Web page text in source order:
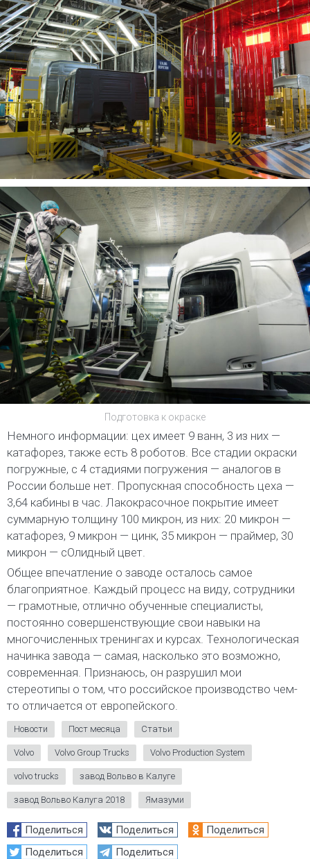
Подготовка к окраске
Немного информации: цех имеет 9 ванн, 3 из них —
катафорез, также есть 8 роботов. Все стадии окраски
погружные, с 4 стадиями погружения — аналогов в
России больше нет. Пропускная способность цеха —
3,64 кабины в час. Лакокрасочное покрытие имеет
суммарную толщину 100 микрон, из них: 20 микрон —
катафорез, 9 микрон — цинк, 35 микрон — праймер, 30
микрон — сОлидный цвет.
Общее впечатление о заводе осталось самое
благоприятное. Каждый процесс на виду, сотрудники
— грамотные, отлично обученные специалисты,
постоянно совершенствующие свои навыки на
многочисленных тренингах и курсах. Технологическая
начинка завода — самая, насколько это возможно,
современная. Признаюсь, он разрушил мои
стереотипы о том, что российское производство чем-
то отличается от европейского.
Новости Пост месяца Статьи
Volvo Volvo Group Trucks Volvo Production System
volvo trucks завод Вольво в Калуге
завод Вольво Калуга 2018 Ямазуми
Поделиться Поделиться
Поделиться
Поделиться
Поделиться